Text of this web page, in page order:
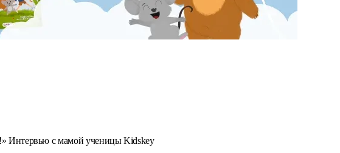
Интервью с мамой ученицы Kidskey